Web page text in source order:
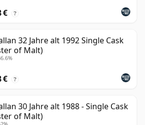
€ ?
32 Jahre alt 1992 Single Cask
of Malt)
€ ?
30 Jahre alt 1988 - Single Cask
of Malt)